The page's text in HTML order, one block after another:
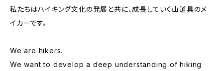
私たちはハイキング文化の発展と共に、成長していく山道具のメ
イカーです。
We are hikers.
We want to develop a deep understanding of hiking